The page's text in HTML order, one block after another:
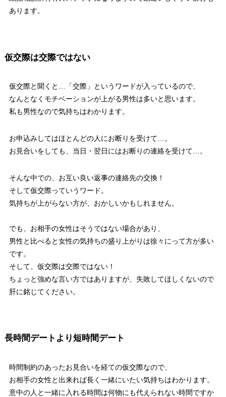
あります。
仮交際は交際ではない
仮交際と聞くと…「交際」というワードが入っているので、
なんとなくモチベーションが上がる男性は多いと思います。
私も男性なので気持ちはわかります。
お申込みしてはほとんどの人にお断りを受けて…。
お見合いをしても、当日・翌日にはお断りの連絡を受けて…。
そんな中での、お互い良い返事の連絡先の交換！
そして仮交際っていうワード。
気持ちが上がらない方が、おかしいかもしれません。
でも、お相手の女性はそうではない場合があり、
男性と比べると女性の気持ちの盛り上がりは徐々にって方が多い
です。
そして、仮交際は交際ではない！
ちょっと強めな言い方ではありますが、失敗してほしくないので
肝に銘じてください。
長時間デートより短時間デート
時間制約のあったお見合いを経ての仮交際なので、
お相手の女性と出来れば長く一緒にいたい気持ちはわかります。
意中の人と一緒に入れる時間は何物にも代えられない時間ですか